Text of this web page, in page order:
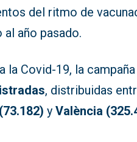
del ritmo de
año pasado.
la Covid-19, la campaña
, distribuidas
yValència